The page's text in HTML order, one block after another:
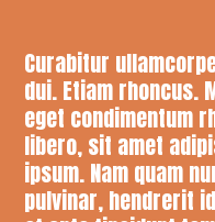
Curabitur
dui. Etiam rhoncus.
eget condimentum
libero, sit amet
ipsum. Nam quam
pulvinar, hendrerit